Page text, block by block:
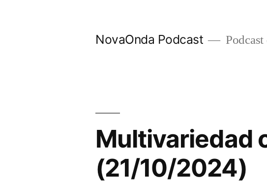
NovaOnda Podcast
Multivariedad
(21/10/2024)